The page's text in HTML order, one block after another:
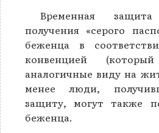
Временная
получения «серого
беженца в
конвенцией
аналогичные виду на
менее люди,
защиту, могут также
беженца.